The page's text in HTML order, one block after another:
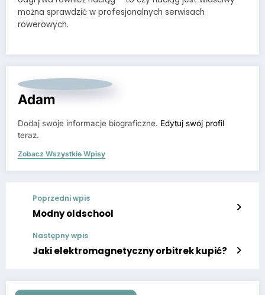
można sprawdzić w profesjonalnych serwisach
rowerowych.
Adam
Dodaj swoje informacje biograficzne. Edytuj swój profil
teraz.
Zobacz Wszystkie Wpisy
Poprzedni wpis
Modny oldschool
Następny wpis
Jaki elektromagnetyczny orbitrek kupić?